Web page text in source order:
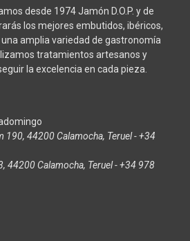
desde 1974 Jamón D.O.P. y de
los mejores embutidos, ibéricos,
una amplia variedad de gastronomía
tratamientos artesanos y
la excelencia en cada pieza.
190, 44200 Calamocha, Teruel - +34
44200 Calamocha, Teruel - +34 978